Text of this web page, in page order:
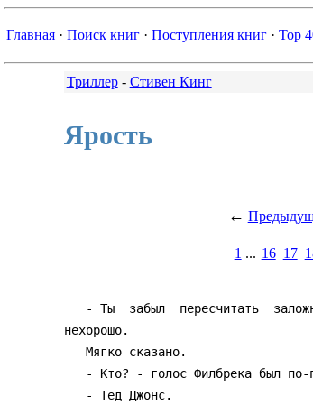
Главная · Поиск книг · Поступления книг · Top
Триллер- Стивен Кинг
Ярость
←
1 ... 16 17
нехорошо.